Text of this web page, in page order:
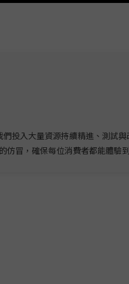
投入大量資源持續精進、測試
冒，確保每位消費者都能體驗